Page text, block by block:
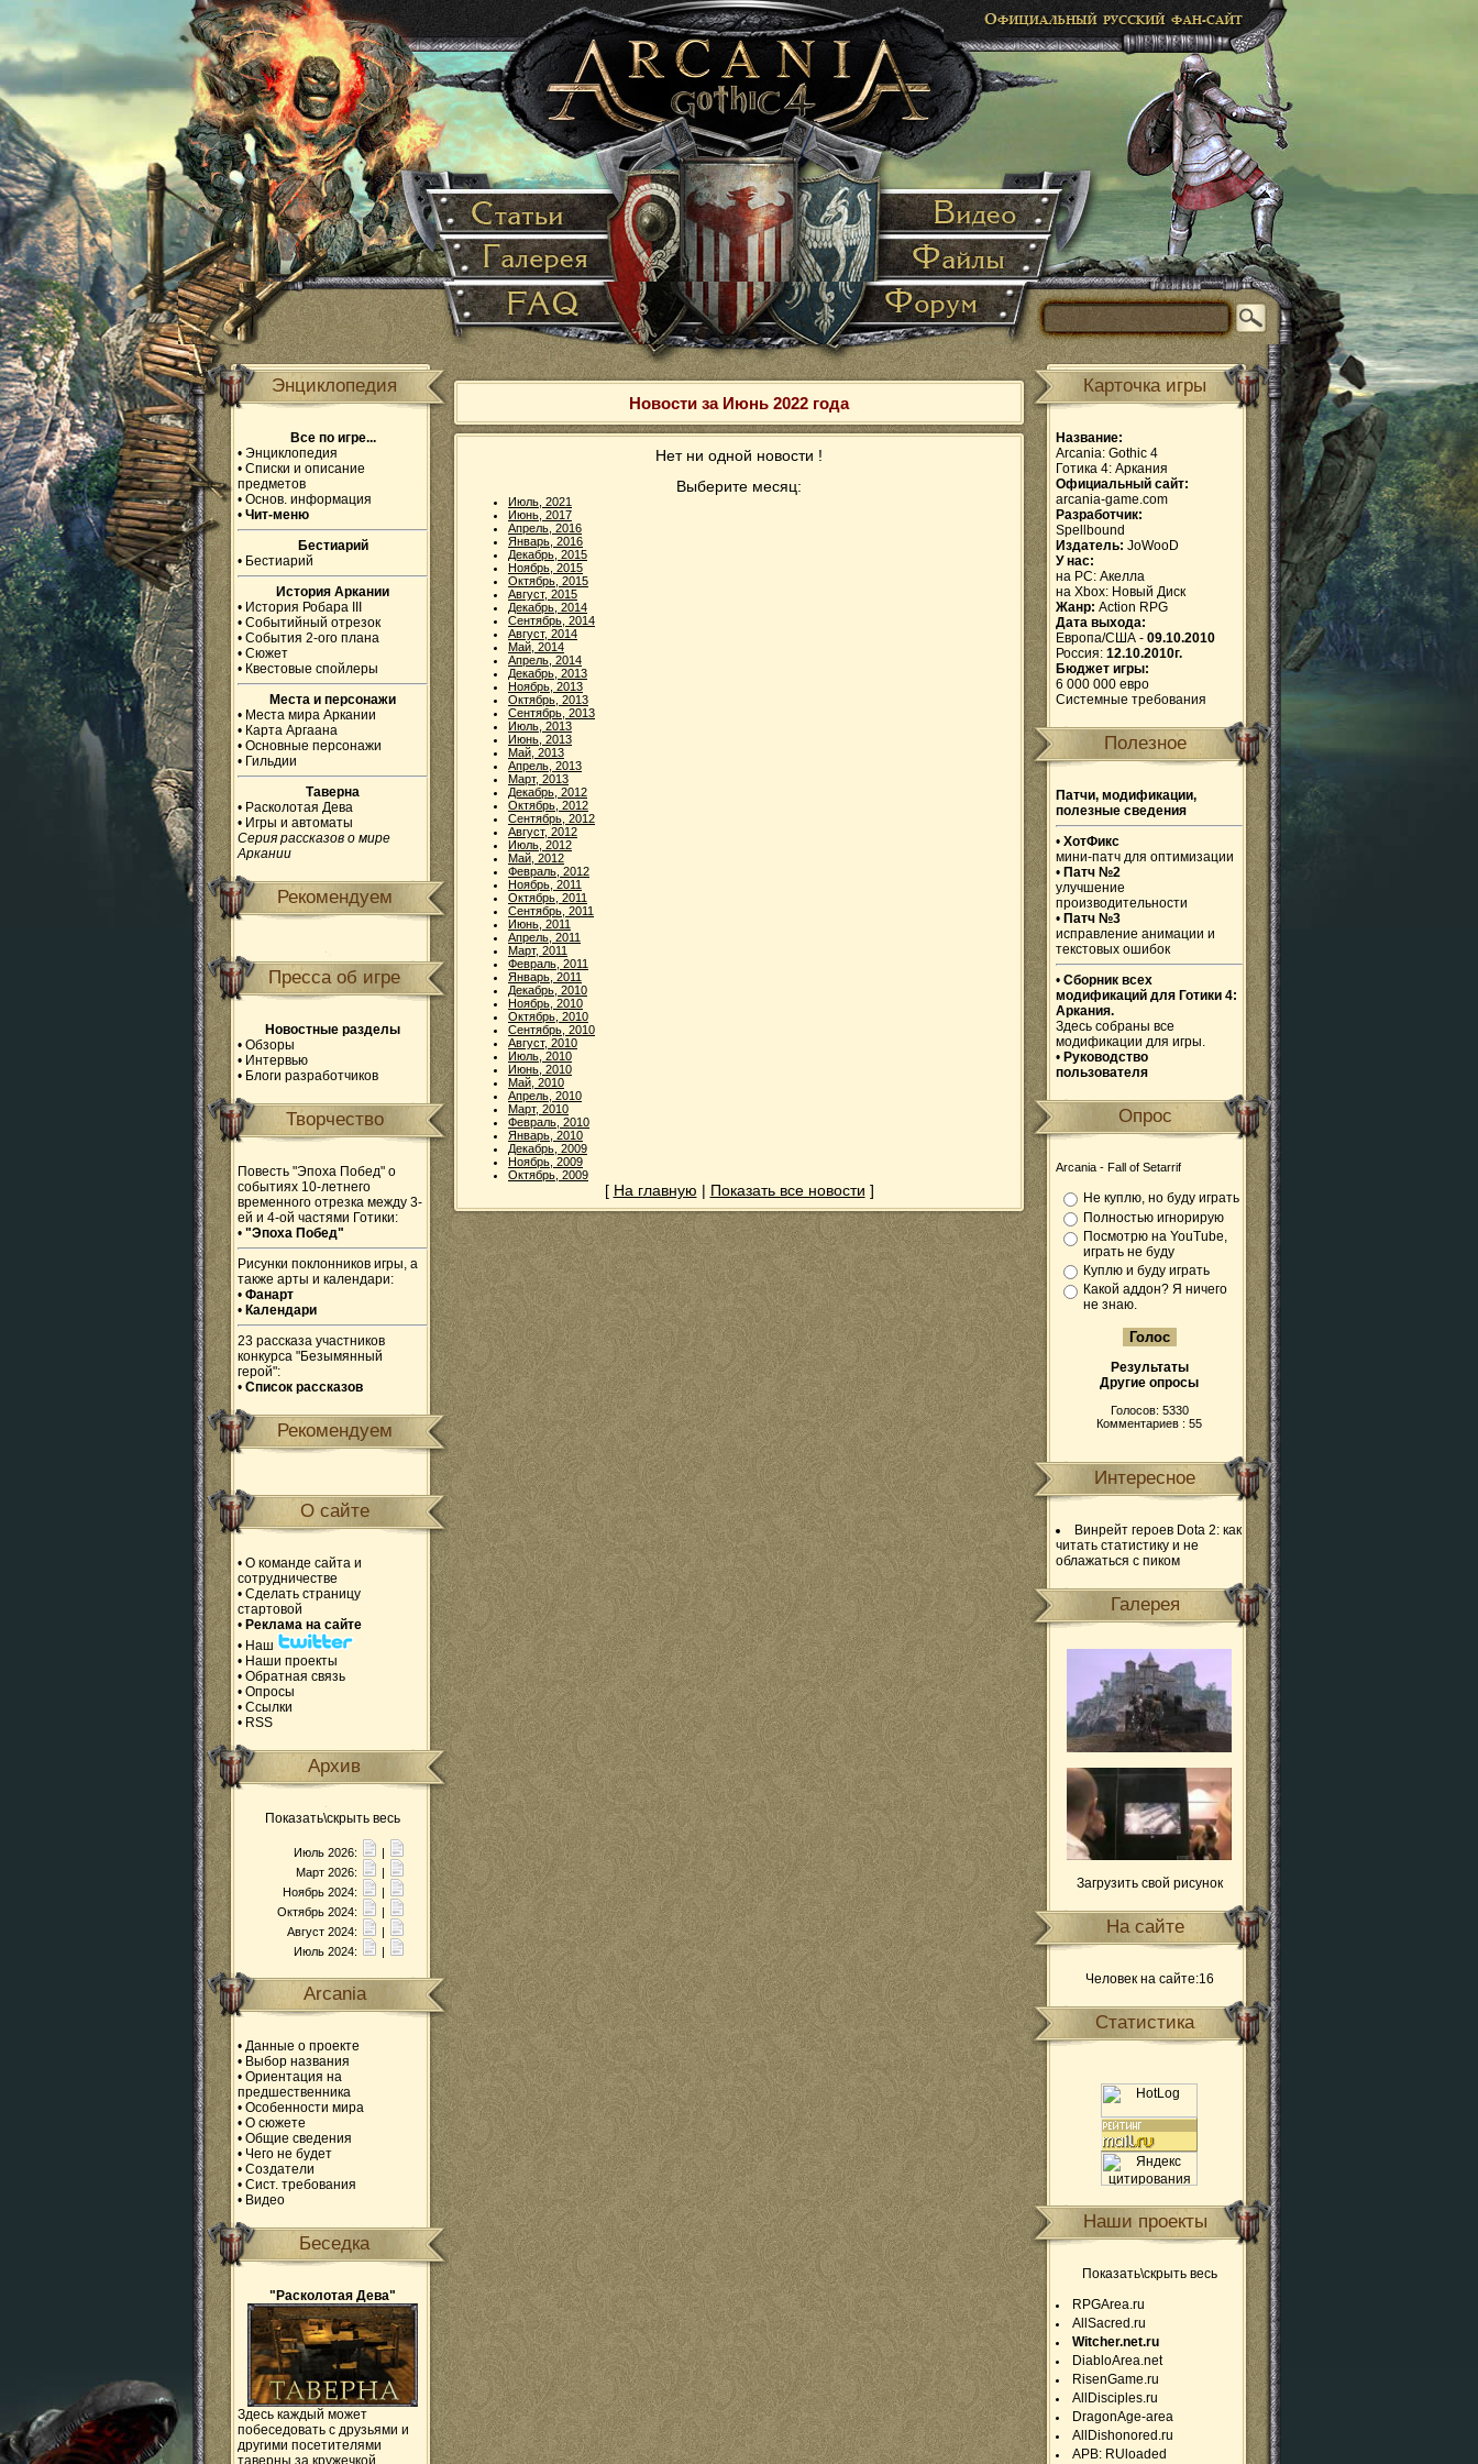
Энциклопедия
Все по игре...
• Энциклопедия
• Списки и описание
предметов
• Основ. информация
• Чит-меню
Бестиарий
• Бестиарий
История Аркании
• История Робара III
• Событийный отрезок
• События 2-ого плана
• Сюжет
• Квестовые спойлеры
Места и персонажи
• Места мира Аркании
• Карта Аргаана
• Основные персонажи
• Гильдии
Таверна
• Расколотая Дева
• Игры и автоматы
Серия рассказов о мире
Аркании
Рекомендуем
Пресса об игре
Новостные разделы
• Обзоры
• Интервью
• Блоги разработчиков
Творчество
Повесть "Эпоха Побед" о
событиях 10-летнего
временного отрезка между 3-
ей и 4-ой частями Готики:
• "Эпоха Побед"
Рисунки поклонников игры, а
также арты и календари:
• Фанарт
• Календари
23 рассказа участников
конкурса "Безымянный
герой":
• Список рассказов
Рекомендуем
О сайте
• О команде сайта и
сотрудничестве
• Сделать страницу
стартовой
• Реклама на сайте
• Наш
• Наши проекты
• Обратная связь
• Опросы
• Ссылки
• RSS
Архив
Показать\скрыть весь
Июль 2026:
|
Март 2026:
|
Ноябрь 2024:
|
Октябрь 2024:
|
Август 2024:
|
Июль 2024:
|
Arcania
• Данные о проекте
• Выбор названия
• Ориентация на
предшественника
• Особенности мира
• О сюжете
• Общие сведения
• Чего не будет
• Создатели
• Сист. требования
• Видео
Беседка
"Расколотая Дева"
Здесь каждый может
побеседовать с друзьями и
другими посетителями
таверны за кружечкой
Новости за Июнь 2022 года
Нет ни одной новости !
Выберите месяц:
Июль, 2021
Июнь, 2017
Апрель, 2016
Январь, 2016
Декабрь, 2015
Ноябрь, 2015
Октябрь, 2015
Август, 2015
Декабрь, 2014
Сентябрь, 2014
Август, 2014
Май, 2014
Апрель, 2014
Декабрь, 2013
Ноябрь, 2013
Октябрь, 2013
Сентябрь, 2013
Июль, 2013
Июнь, 2013
Май, 2013
Апрель, 2013
Март, 2013
Декабрь, 2012
Октябрь, 2012
Сентябрь, 2012
Август, 2012
Июль, 2012
Май, 2012
Февраль, 2012
Ноябрь, 2011
Октябрь, 2011
Сентябрь, 2011
Июнь, 2011
Апрель, 2011
Март, 2011
Февраль, 2011
Январь, 2011
Декабрь, 2010
Ноябрь, 2010
Октябрь, 2010
Сентябрь, 2010
Август, 2010
Июль, 2010
Июнь, 2010
Май, 2010
Апрель, 2010
Март, 2010
Февраль, 2010
Январь, 2010
Декабрь, 2009
Ноябрь, 2009
Октябрь, 2009
[ На главную | Показать все новости ]
Карточка игры
Название:
Arcania: Gothic 4
Готика 4: Аркания
Официальный сайт:
arcania-game.com
Разработчик:
Spellbound
Издатель: JoWooD
У нас:
на PC: Акелла
на Xbox: Новый Диск
Жанр: Action RPG
Дата выхода:
Европа/США - 09.10.2010
Россия: 12.10.2010г.
Бюджет игры:
6 000 000 евро
Системные требования
Полезное
Патчи, модификации,
полезные сведения
• ХотФикс
мини-патч для оптимизации
• Патч №2
улучшение
производительности
• Патч №3
исправление анимации и
текстовых ошибок
• Сборник всех
модификаций для Готики 4:
Аркания.
Здесь собраны все
модификации для игры.
• Руководство
пользователя
Опрос
Arcania - Fall of Setarrif
Не куплю, но буду играть
Полностью игнорирую
Посмотрю на YouTube,
играть не буду
Куплю и буду играть
Какой аддон? Я ничего
не знаю.
Результаты
Другие опросы
Голосов: 5330
Комментариев : 55
Интересное
Винрейт героев Dota 2: как
читать статистику и не
облажаться с пиком
Галерея
Загрузить свой рисунок
На сайте
Человек на сайте:16
Статистика
Наши проекты
Показать\скрыть весь
RPGArea.ru
AllSacred.ru
Witcher.net.ru
DiabloArea.net
RisenGame.ru
AllDisciples.ru
DragonAge-area
AllDishonored.ru
APB: RUloaded